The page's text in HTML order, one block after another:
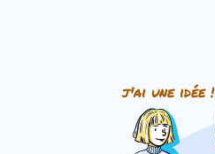
j'ai une idée !